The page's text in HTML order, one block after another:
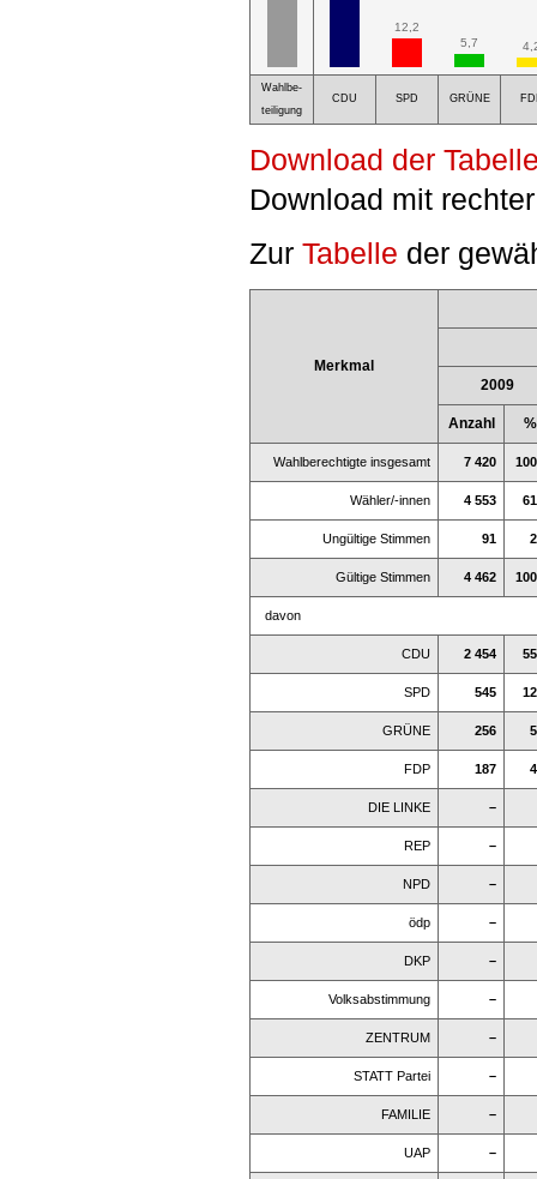
12,2
5,7
Wahlbe-
teiligung
CDU SPD GRÜNE
Download der
Download mit
ZurTabelle der
Merkmal
2009
Anzahl %
Wahlberechtigte insgesamt 7 420
Wähler/-innen 4 553
Ungültige Stimmen 91
Gültige Stimmen 4 462
davon
CDU 2 454
SPD 545
GRÜNE 256
FDP 187
DIE LINKE –
REP –
NPD –
ödp –
DKP –
Volksabstimmung –
ZENTRUM –
STATT Partei –
FAMILIE –
UAP –